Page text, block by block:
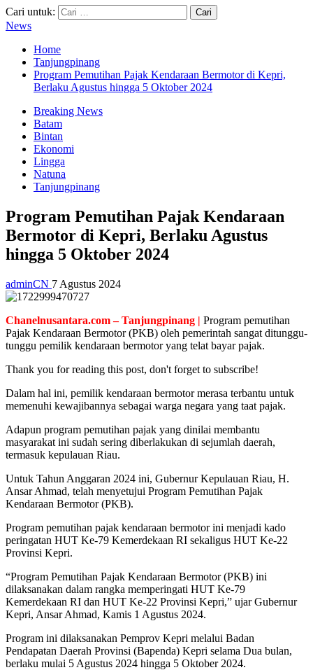
Cari untuk:
News
Home
Tanjungpinang
Program Pemutihan Pajak Kendaraan Bermotor di Kepri,
Berlaku Agustus hingga 5 Oktober 2024
Breaking News
Batam
Bintan
Ekonomi
Lingga
Natuna
Tanjungpinang
Program Pemutihan Pajak Kendaraan
Bermotor di Kepri, Berlaku Agustus
hingga 5 Oktober 2024
adminCN 7 Agustus 2024
Chanelnusantara.com – Tanjungpinang | Program pemutihan
Pajak Kendaraan Bermotor (PKB) oleh pemerintah sangat ditunggu-
tunggu pemilik kendaraan bermotor yang telat bayar pajak.
Thank you for reading this post, don't forget to subscribe!
Dalam hal ini, pemilik kendaraan bermotor merasa terbantu untuk
memenuhi kewajibannya sebagai warga negara yang taat pajak.
Adapun program pemutihan pajak yang dinilai membantu
masyarakat ini sudah sering diberlakukan di sejumlah daerah,
termasuk kepulauan Riau.
Untuk Tahun Anggaran 2024 ini, Gubernur Kepulauan Riau, H.
Ansar Ahmad, telah menyetujui Program Pemutihan Pajak
Kendaraan Bermotor (PKB).
Program pemutihan pajak kendaraan bermotor ini menjadi kado
peringatan HUT Ke-79 Kemerdekaan RI sekaligus HUT Ke-22
Provinsi Kepri.
“Program Pemutihan Pajak Kendaraan Bermotor (PKB) ini
dilaksanakan dalam rangka memperingati HUT Ke-79
Kemerdekaan RI dan HUT Ke-22 Provinsi Kepri,” ujar Gubernur
Kepri, Ansar Ahmad, Kamis 1 Agustus 2024.
Program ini dilaksanakan Pemprov Kepri melalui Badan
Pendapatan Daerah Provinsi (Bapenda) Kepri selama Dua bulan,
berlaku mulai 5 Agustus 2024 hingga 5 Oktober 2024.